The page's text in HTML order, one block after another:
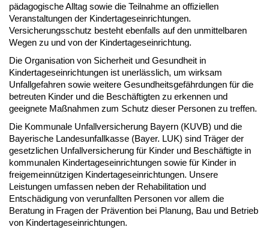
pädagogische Alltag sowie die Teilnahme an offiziellen
Veranstaltungen der Kindertageseinrichtungen.
Versicherungsschutz besteht ebenfalls auf den unmittelbaren
Wegen zu und von der Kindertageseinrichtung.
Die Organisation von Sicherheit und Gesundheit in
Kindertageseinrichtungen ist unerlässlich, um wirksam
Unfallgefahren sowie weitere Gesundheitsgefährdungen für die
betreuten Kinder und die Beschäftigten zu erkennen und
geeignete Maßnahmen zum Schutz dieser Personen zu treffen.
Die Kommunale Unfallversicherung Bayern (KUVB) und die
Bayerische Landesunfallkasse (Bayer. LUK) sind Träger der
gesetzlichen Unfallversicherung für Kinder und Beschäftigte in
kommunalen Kindertageseinrichtungen sowie für Kinder in
freigemeinnützigen Kindertageseinrichtungen. Unsere
Leistungen umfassen neben der Rehabilitation und
Entschädigung von verunfallten Personen vor allem die
Beratung in Fragen der Prävention bei Planung, Bau und Betrieb
von Kindertageseinrichtungen.